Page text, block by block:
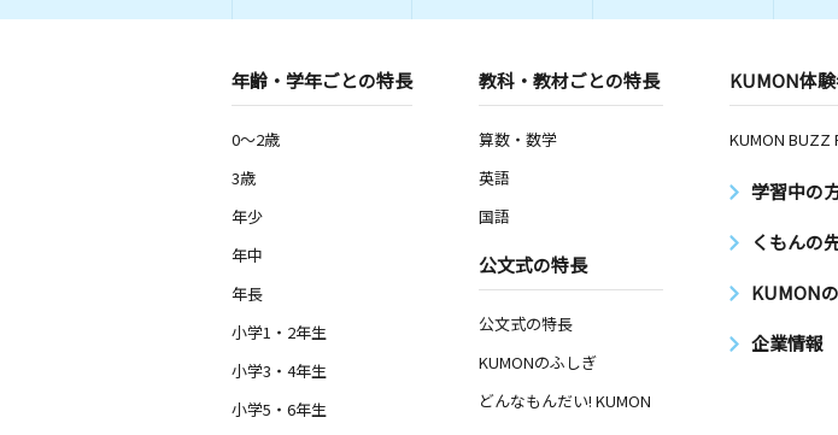
年齢・学年ごとの特長
0～2歳
3歳
年少
年中
年長
小学1・2年生
小学3・4年生
小学5・6年生
教科・教材ごとの特長
算数・数学
英語
国語
公文式の特長
公文式の特長
KUMONのふしぎ
どんなもんだい! KUMON
KUMON体
KUMON BUZZ
学習中の
くもんの
KUMON
企業情報